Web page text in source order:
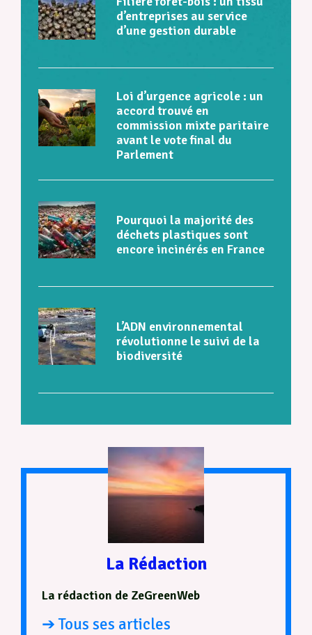
d’entreprises au service
d’une gestion durable
Loi d’urgence agricole : un
accord trouvé en
commission mixte paritaire
avant le vote final du
Parlement
Pourquoi la majorité des
déchets plastiques sont
encore incinérés en France
L’ADN environnemental
révolutionne le suivi de la
biodiversité
La Rédaction
La rédaction de ZeGreenWeb
➔ Tous ses articles